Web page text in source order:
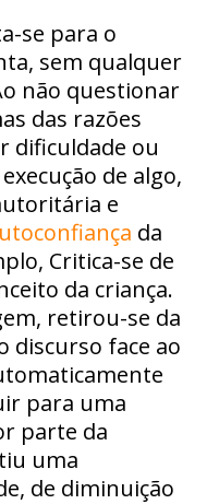
se para o
sem qualquer
não questionar
das razões
dificuldade ou
de algo,
e
da
Critica-se de
da criança.
retirou-se da
discurso face ao
para uma
parte da
uma
de diminuição